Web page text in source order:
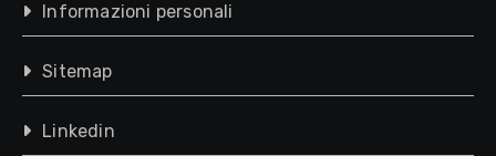
Informazioni personali
Sitemap
Linkedin